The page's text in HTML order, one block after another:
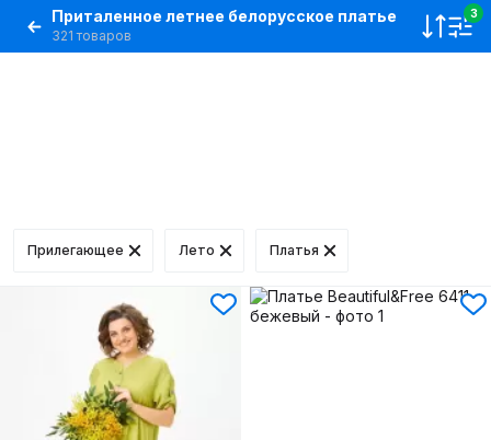
Приталенное летнее белорусское платье
321 товаров
3
Прилегающее Лето Платья